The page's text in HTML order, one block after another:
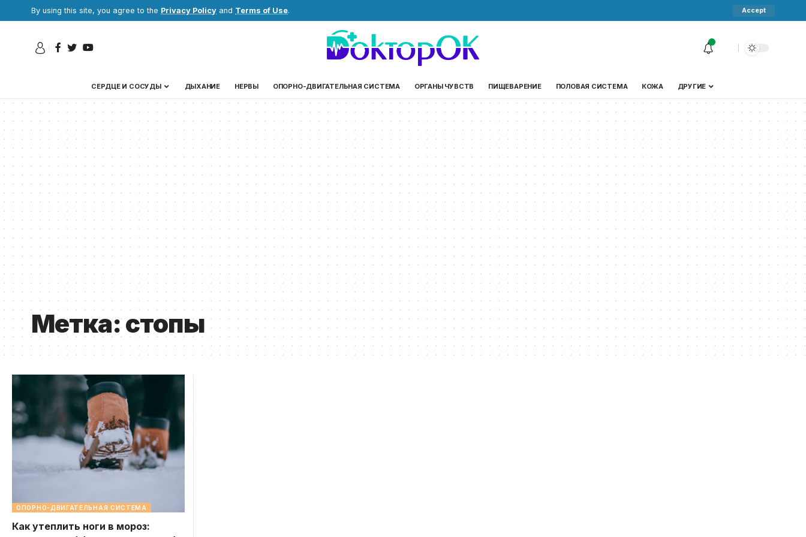
By using this site, you agree to the Privacy Policy and Terms of Use. Accept
СЕРДЦЕ И СОСУДЫ ДЫХАНИЕ НЕРВЫ ОПОРНО-ДВИГАТЕЛЬНАЯ СИСТЕМА ОРГАНЫ ЧУВСТВ ПИЩЕВАРЕНИЕ ПОЛОВАЯ СИСТЕМА КОЖА ДРУГИЕ
Метка:стопы
ОПОРНО-ДВИГАТЕЛЬНАЯ СИСТЕМА
Как утеплить ноги в мороз: